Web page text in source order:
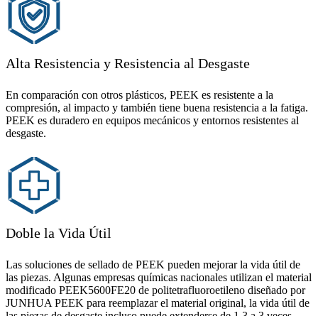
Alta Resistencia y Resistencia al Desgaste
En comparación con otros plásticos, PEEK es resistente a la
compresión, al impacto y también tiene buena resistencia a la fatiga.
PEEK es duradero en equipos mecánicos y entornos resistentes al
desgaste.
Doble la Vida Útil
Las soluciones de sellado de PEEK pueden mejorar la vida útil de
las piezas. Algunas empresas químicas nacionales utilizan el material
modificado PEEK5600FE20 de politetrafluoroetileno diseñado por
JUNHUA PEEK para reemplazar el material original, la vida útil de